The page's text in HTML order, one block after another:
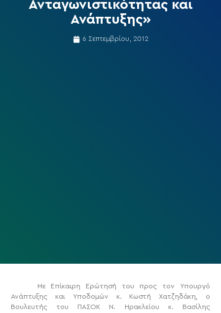
Ανταγωνιστικότητας και
Ανάπτυξης»
6 Σεπτεμβρίου, 2012
Με Επίκαιρη Ερώτησή του προς τον Υπουργό
Ανάπτυξης και Υποδομών κ. Κωστή Χατζηδάκη, ο
Βουλευτής του ΠΑΣΟΚ Ν. Ηρακλείου κ. Βασίλης